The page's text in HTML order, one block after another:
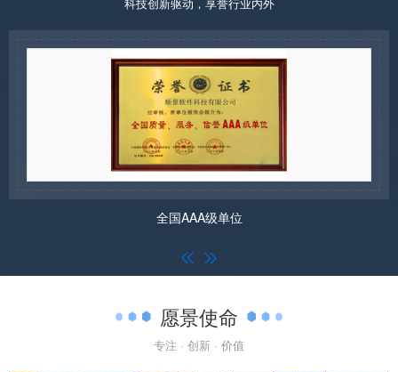
全国AAA级单位
 
愿景使命
专注 · 创新 · 价值